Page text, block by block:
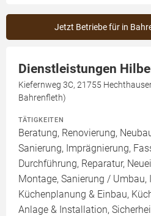
Jetzt Betriebe für in
Dienstleistungen
Kiefernweg 3C, 21755
Bahrenfleth)
TÄTIGKEITEN
Beratung, Renovierung,
Sanierung, Imprägnierung,
Durchführung, Reparatur,
Montage, Sanierung / Umbau,
Küchenplanung & Einbau,
Anlage & Installation,